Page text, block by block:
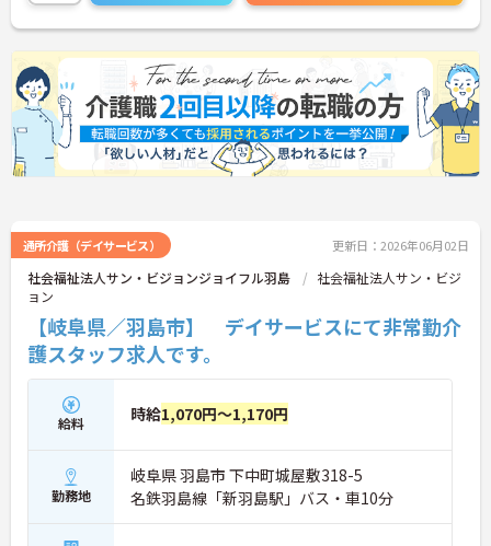
通所介護（デイサービス） 更新日：2026年06月02日
社会福祉法人サン・ビジョンジョイフル羽島
社会福祉法人サン・ビジ
ョン
【岐阜県／羽島市】 デイサービスにて非常勤介
護スタッフ求人です。
給料 時給1,070円～1,170円
勤務地
岐阜県 羽島市 下中町城屋敷318-5
名鉄羽島線「新羽島駅」バス・車10分